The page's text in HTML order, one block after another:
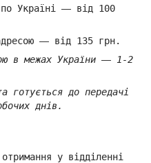
Україні — від 100
— від 135 грн.
в межах України — 1-2
готується до передачі
днів.
у відділенні